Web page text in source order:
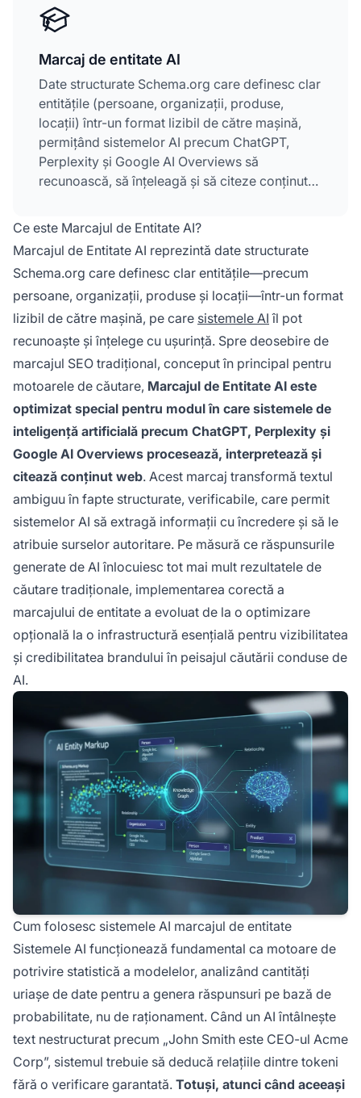
Marcaj de entitate AI
Date structurate Schema.org care definesc clar
entitățile (persoane, organizații, produse,
locații) într-un format lizibil de către mașină,
permițând sistemelor AI precum ChatGPT,
Perplexity și Google AI Overviews să
recunoască, să înțeleagă și să citeze conținutul
Ce este Marcajul de Entitate AI?
Marcajul de Entitate AI reprezintă date structurate
Schema.org care definesc clar entitățile—precum
persoane, organizații, produse și locații—într-un format
lizibil de către mașină, pe care sistemele AI îl pot
recunoaște și înțelege cu ușurință. Spre deosebire de
marcajul SEO tradițional, conceput în principal pentru
motoarele de căutare, Marcajul de Entitate AI este
optimizat special pentru modul în care sistemele de
inteligență artificială precum ChatGPT, Perplexity și
Google AI Overviews procesează, interpretează și
citează conținut web. Acest marcaj transformă textul
ambiguu în fapte structurate, verificabile, care permit
sistemelor AI să extragă informații cu încredere și să le
atribuie surselor autoritare. Pe măsură ce răspunsurile
generate de AI înlocuiesc tot mai mult rezultatele de
căutare tradiționale, implementarea corectă a
marcajului de entitate a evoluat de la o optimizare
opțională la o infrastructură esențială pentru vizibilitatea
și credibilitatea brandului în peisajul căutării conduse de
AI.
Cum folosesc sistemele AI marcajul de entitate
Sistemele AI funcționează fundamental ca motoare de
potrivire statistică a modelelor, analizând cantități
uriașe de date pentru a genera răspunsuri pe bază de
probabilitate, nu de raționament. Când un AI întâlnește
text nestructurat precum „John Smith este CEO-ul Acme
Corp”, sistemul trebuie să deducă relațiile dintre tokeni
fără o verificare garantată. Totuși, atunci când aceeași